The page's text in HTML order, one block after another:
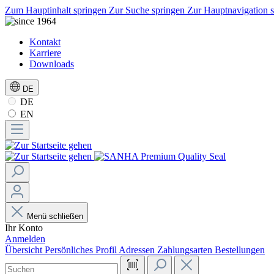
Zum Hauptinhalt springen Zur Suche springen Zur Hauptnavigation
Kontakt
Karriere
Downloads
DE
DE
EN
Menü schließen
Ihr Konto
Anmelden
Übersicht Persönliches Profil Adressen Zahlungsarten Bestellungen